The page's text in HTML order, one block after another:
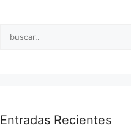
Search
Entradas Recientes